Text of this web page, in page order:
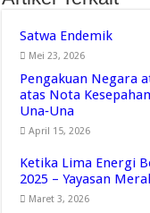
Satwa Endemik
Mei 23, 2026
Pengakuan Negara
atas Nota
Una‑Una
April 15, 2026
Ketika Lima Energi
2025 – Yayasan
Maret 3, 2026